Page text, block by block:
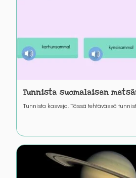
Tunnista suomalaisen
kasveja
Tunnista kasveja. Tässä tehtävässä